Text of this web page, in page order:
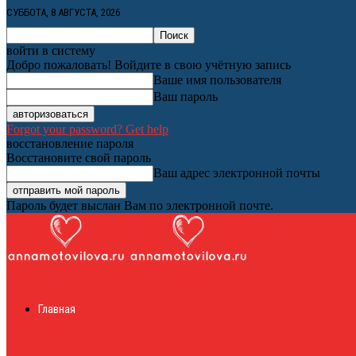
СУББОТА, 8 АВГУСТА, 2026
войти в систему
Добро пожаловать! Войдите в свою учётную запись
Ваше имя пользователя
Ваш пароль
Forgot your password? Get help
восстановление пароля
Восстановите свой пароль
Ваш адрес электронной почты
Пароль будет выслан Вам по электронной почте.
Главная